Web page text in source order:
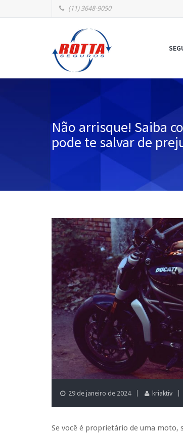
(11) 3648-9050
Não arrisque! Saiba
pode te salvar de
29 de janeiro de 2024 kriaktiv
Se você é proprietário de uma moto,